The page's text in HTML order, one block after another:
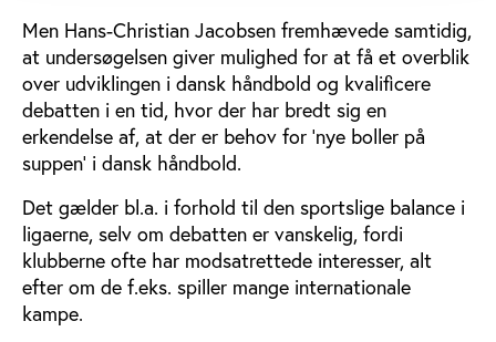
Men Hans-Christian Jacobsen fremhævede samtidig,
at undersøgelsen giver mulighed for at få et overblik
over udviklingen i dansk håndbold og kvalificere
debatten i en tid, hvor der har bredt sig en
erkendelse af, at der er behov for 'nye boller på
suppen' i dansk håndbold.
Det gælder bl.a. i forhold til den sportslige balance i
ligaerne, selv om debatten er vanskelig, fordi
klubberne ofte har modsatrettede interesser, alt
efter om de f.eks. spiller mange internationale
kampe.